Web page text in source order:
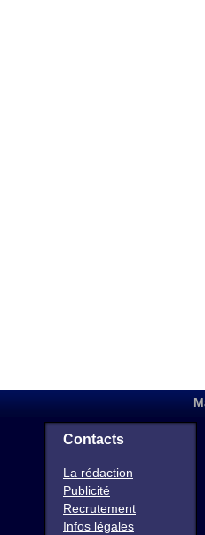
Contacts
La rédaction
Publicité
Recrutement
Infos légales